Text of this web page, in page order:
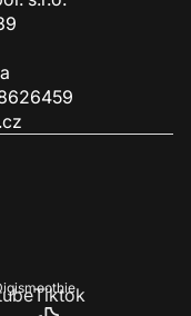
Tiktok